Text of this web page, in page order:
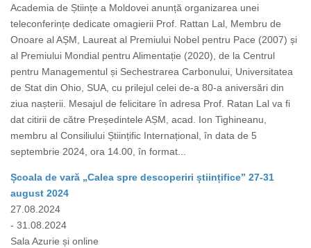
Academia de Științe a Moldovei anunță organizarea unei
teleconferințe dedicate omagierii Prof. Rattan Lal, Membru de
Onoare al AȘM, Laureat al Premiului Nobel pentru Pace (2007) și
al Premiului Mondial pentru Alimentație (2020), de la Centrul
pentru Managementul și Sechestrarea Carbonului, Universitatea
de Stat din Ohio, SUA, cu prilejul celei de-a 80-a aniversări din
ziua nașterii. Mesajul de felicitare în adresa Prof. Ratan Lal va fi
dat citirii de către Președintele AȘM, acad. Ion Tighineanu,
membru al Consiliului Științific Internațional, în data de 5
septembrie 2024, ora 14.00, în format...
Școala de vară „Calea spre descoperiri științifice” 27-31
august 2024
27.08.2024
- 31.08.2024
Sala Azurie și online